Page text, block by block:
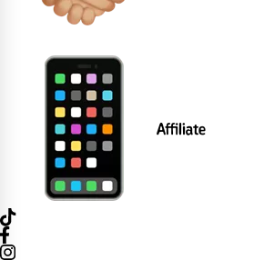
Affiliate